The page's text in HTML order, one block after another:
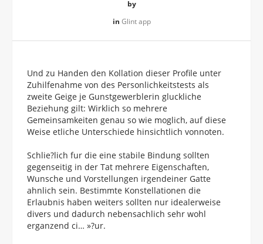
by
in Glint app
Und zu Handen den Kollation dieser Profile unter
Zuhilfenahme von des Personlichkeitstests als
zweite Geige je Gunstgewerblerin gluckliche
Beziehung gilt: Wirklich so mehrere
Gemeinsamkeiten genau so wie moglich, auf diese
Weise etliche Unterschiede hinsichtlich vonnoten.
Schlie?lich fur die eine stabile Bindung sollten
gegenseitig in der Tat mehrere Eigenschaften,
Wunsche und Vorstellungen irgendeiner Gatte
ahnlich sein. Bestimmte Konstellationen die
Erlaubnis haben weiters sollten nur idealerweise
divers und dadurch nebensachlich sehr wohl
erganzend ci… »?ur.